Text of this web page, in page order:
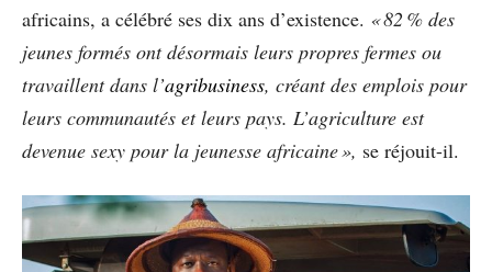
africains, a célébré ses dix ans d’existence. « 82 % des
jeunes formés ont désormais leurs propres fermes ou
travaillent dans l’agribusiness, créant des emplois pour
leurs communautés et leurs pays. L’agriculture est
devenue sexy pour la jeunesse africaine », se réjouit-il.